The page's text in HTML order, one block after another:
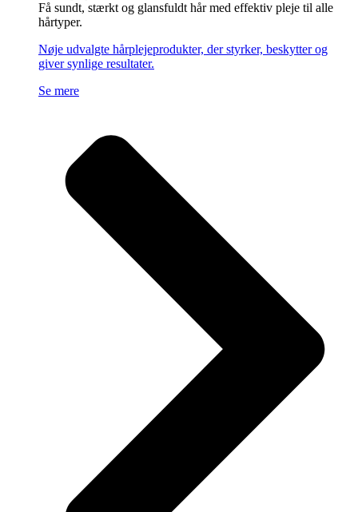
Få sundt, stærkt og glansfuldt hår med effektiv pleje til alle
hårtyper.
Nøje udvalgte hårplejeprodukter, der styrker, beskytter og
giver synlige resultater.
Se mere